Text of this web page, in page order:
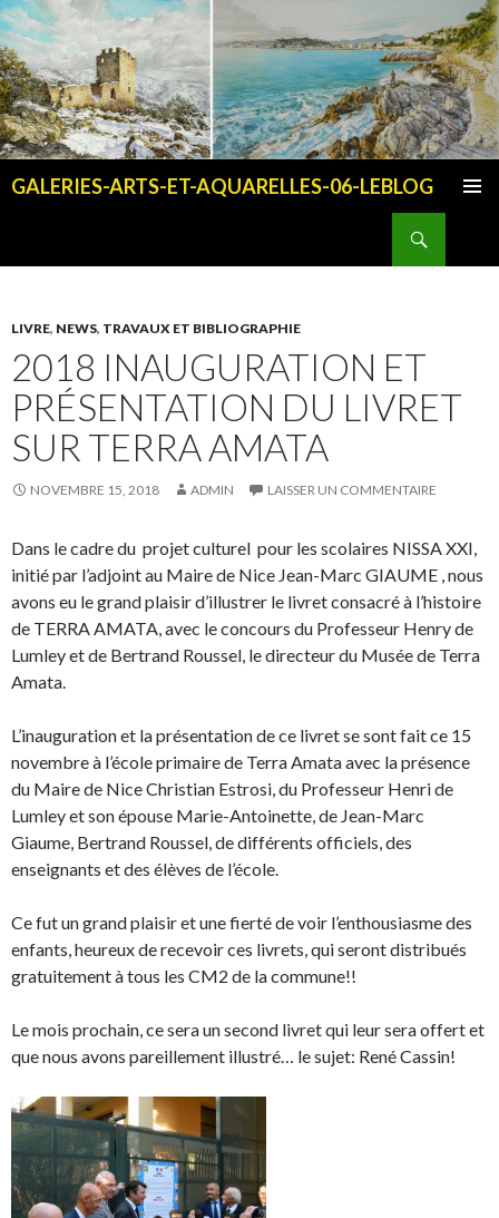
GALERIES-ARTS-ET-AQUARELLES-06-LEBLOG
LIVRE, NEWS, TRAVAUX ET BIBLIOGRAPHIE
2018 INAUGURATION ET
PRÉSENTATION DU LIVRET
SUR TERRA AMATA
NOVEMBRE 15, 2018 ADMIN LAISSER UN COMMENTAIRE
Dans le cadre du projet culturel pour les scolaires NISSA XXI,
initié par l’adjoint au Maire de Nice Jean-Marc GIAUME , nous
avons eu le grand plaisir d’illustrer le livret consacré à l’histoire
de TERRA AMATA, avec le concours du Professeur Henry de
Lumley et de Bertrand Roussel, le directeur du Musée de Terra
Amata.
L’inauguration et la présentation de ce livret se sont fait ce 15
novembre à l’école primaire de Terra Amata avec la présence
du Maire de Nice Christian Estrosi, du Professeur Henri de
Lumley et son épouse Marie-Antoinette, de Jean-Marc
Giaume, Bertrand Roussel, de différents officiels, des
enseignants et des élèves de l’école.
Ce fut un grand plaisir et une fierté de voir l’enthousiasme des
enfants, heureux de recevoir ces livrets, qui seront distribués
gratuitement à tous les CM2 de la commune!!
Le mois prochain, ce sera un second livret qui leur sera offert et
que nous avons pareillement illustré… le sujet: René Cassin!